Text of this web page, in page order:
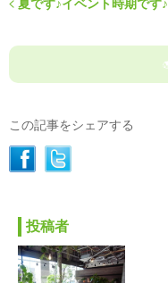
夏です♪イベント時期です♪
この記事をシェアする
投稿者